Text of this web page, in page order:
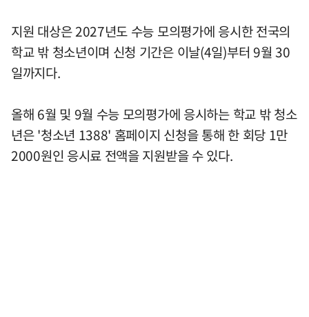
지원 대상은 2027년도 수능 모의평가에 응시한 전국의
학교 밖 청소년이며 신청 기간은 이날(4일)부터 9월 30
일까지다.
올해 6월 및 9월 수능 모의평가에 응시하는 학교 밖 청소
년은 '청소년 1388' 홈페이지 신청을 통해 한 회당 1만
2000원인 응시료 전액을 지원받을 수 있다.